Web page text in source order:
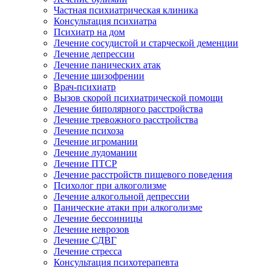
Частная психиатрическая клиника
Консультация психиатра
Психиатр на дом
Лечение сосудистой и старческой деменции
Лечение депрессии
Лечение панических атак
Лечение шизофрении
Врач-психиатр
Вызов скорой психиатрической помощи
Лечение биполярного расстройства
Лечение тревожного расстройства
Лечение психоза
Лечение игромании
Лечение лудомании
Лечение ПТСР
Лечение расстройств пищевого поведения
Психолог при алкоголизме
Лечение алкогольной депрессии
Панические атаки при алкоголизме
Лечение бессонницы
Лечение неврозов
Лечение СДВГ
Лечение стресса
Консультация психотерапевта